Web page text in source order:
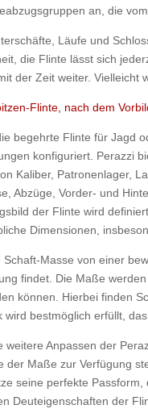
an, die
Läufe und
die Flinte lässt sich
der Zeit weiter. Vielleicht
Flinte, nach dem
begehrte Flinte für Jagd
konfiguriert. Perazzi
Kaliber, Patronenlager,
Abzüge, Vorder- und
der Flinte wird
Dimensionen,
Schaft-Masse von einer
findet. Die Maße
können. Hierbei finden
wird bestmöglich erfüllt,
weitere Anpassen der
der Maße zur Verfügung
seine perfekte
Deuteigenschaften der